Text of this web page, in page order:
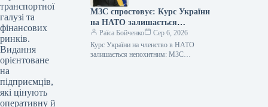
транспортної
галузі та
фінансових
ринків.
Видання
орієнтоване
на
підприємців,
які цінують
оперативну й
МЗС спростовує: Курс України
на НАТО залишається
незмінним, слова Залужного
вирвали з контексту
Раїса Бойченко
Сер 6, 2026
Курс України на членство в НАТО
залишається непохитним: МЗС